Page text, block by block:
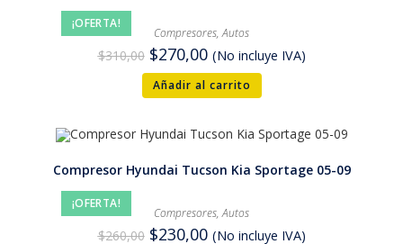
¡OFERTA!
Compresores,Autos
$310,00 $270,00 (No incluye IVA)
Añadir al carrito
¡OFERTA!
Compresor Hyundai Tucson Kia Sportage 05-09
Compresores,Autos
$260,00 $230,00 (No incluye IVA)